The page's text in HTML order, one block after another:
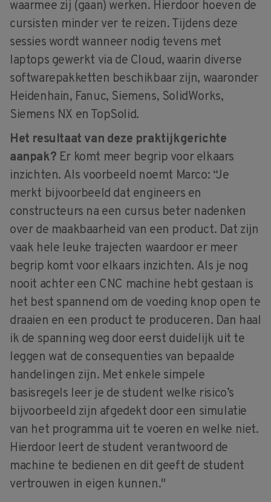
waarmee zij (gaan) werken. Hierdoor hoeven de
cursisten minder ver te reizen. Tijdens deze
sessies wordt wanneer nodig tevens met
laptops gewerkt via de Cloud, waarin diverse
softwarepakketten beschikbaar zijn, waaronder
Heidenhain, Fanuc, Siemens, SolidWorks,
Siemens NX en TopSolid.
Het resultaat van deze praktijkgerichte
aanpak? Er komt meer begrip voor elkaars
inzichten. Als voorbeeld noemt Marco: “Je
merkt bijvoorbeeld dat engineers en
constructeurs na een cursus beter nadenken
over de maakbaarheid van een product. Dat zijn
vaak hele leuke trajecten waardoor er meer
begrip komt voor elkaars inzichten. Als je nog
nooit achter een CNC machine hebt gestaan is
het best spannend om de voeding knop open te
draaien en een product te produceren. Dan haal
ik de spanning weg door eerst duidelijk uit te
leggen wat de consequenties van bepaalde
handelingen zijn. Met enkele simpele
basisregels leer je de student welke risico’s
bijvoorbeeld zijn afgedekt door een simulatie
van het programma uit te voeren en welke niet.
Hierdoor leert de student verantwoord de
machine te bedienen en dit geeft de student
vertrouwen in eigen kunnen."